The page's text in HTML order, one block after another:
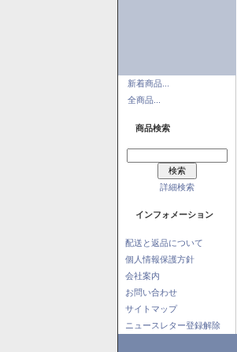
新着商品...
全商品...
商品検索
詳細検索
インフォメーション
配送と返品について
個人情報保護方針
会社案内
お問い合わせ
サイトマップ
ニュースレター登録解除